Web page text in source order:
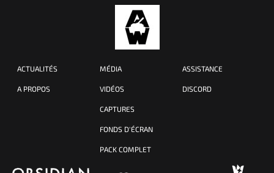
ACTUALITÉS
A PROPOS
MÉDIA
VIDÉOS
CAPTURES
FONDS D'ÉCRAN
PACK COMPLET
ASSISTANCE
DISCORD